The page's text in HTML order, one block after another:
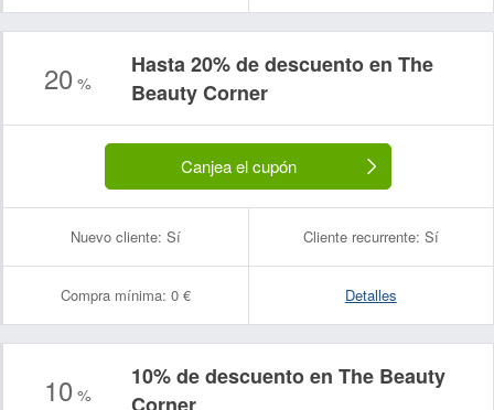
20 %
Hasta 20% de descuento en The
Beauty Corner
Canjea el cupón
Nuevo cliente: Sí Cliente recurrente: Sí
Compra mínima: 0 € Detalles
10 %
10% de descuento en The Beauty